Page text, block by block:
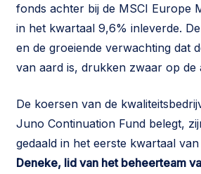
fonds achter bij de MSCI Europe
in het kwartaal 9,6% inleverde.
en de groeiende verwachting dat
van aard is, drukken zwaar op de
De koersen van de
Juno Continuation Fund belegt,
gedaald in het eerste kwartaal van
Deneke, lid van het beheerteam